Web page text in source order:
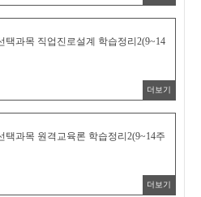
택과목 직업진로설계 학습정리2(9~14
더보기
택과목 원격교육론 학습정리2(9~14주
더보기